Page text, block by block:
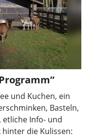
und Kuchen, ein
Basteln,
Info- und
die Kulissen: